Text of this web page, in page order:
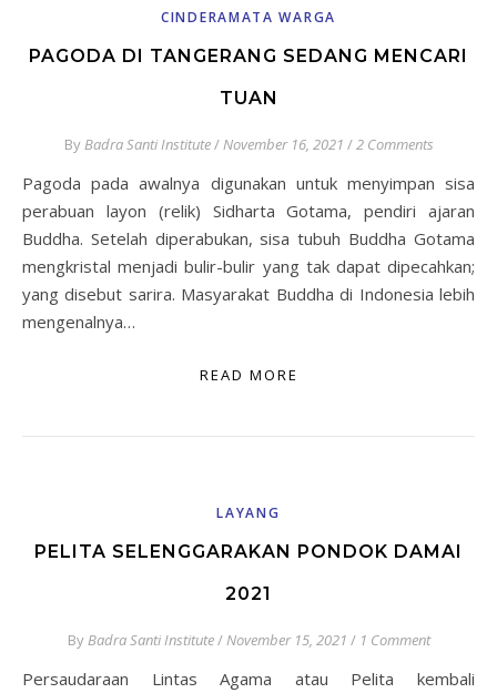
CINDERAMATA WARGA
PAGODA DI TANGERANG SEDANG MENCARI
TUAN
ByBadra Santi Institute/November 16, 2021 /2 Comments
Pagoda pada awalnya digunakan untuk menyimpan sisa
perabuan layon (relik) Sidharta Gotama, pendiri ajaran
Buddha. Setelah diperabukan, sisa tubuh Buddha Gotama
mengkristal menjadi bulir-bulir yang tak dapat dipecahkan;
yang disebut sarira. Masyarakat Buddha di Indonesia lebih
mengenalnya…
READ MORE
LAYANG
PELITA SELENGGARAKAN PONDOK DAMAI
2021
ByBadra Santi Institute/November 15, 2021 / 1 Comment
Persaudaraan Lintas Agama atau Pelita kembali